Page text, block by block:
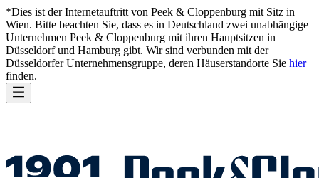
*Dies ist der Internetauftritt von Peek & Cloppenburg mit Sitz in
Wien. Bitte beachten Sie, dass es in Deutschland zwei unabhängige
Unternehmen Peek & Cloppenburg mit ihren Hauptsitzen in
Düsseldorf und Hamburg gibt. Wir sind verbunden mit der
Düsseldorfer Unternehmensgruppe, deren Häuserstandorte Sie hier
finden.